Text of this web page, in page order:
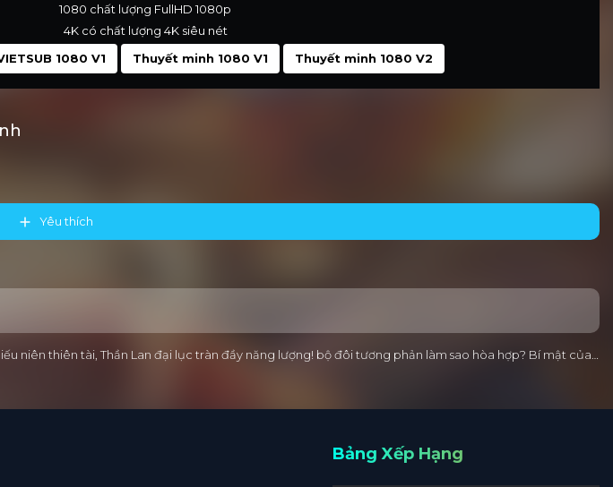
1080 chất lượng FullHD 1080p
4K có chất lượng 4K siêu nét
1080 V1 Thuyết minh 1080 V1 Thuyết minh 1080 V2
Yêu thích
niên thiên tài, Thần Lan đại lục tràn đầy năng lượng! bộ đôi tương phản làm sao hòa hợp? Bí mật của…
Bảng Xếp Hạng